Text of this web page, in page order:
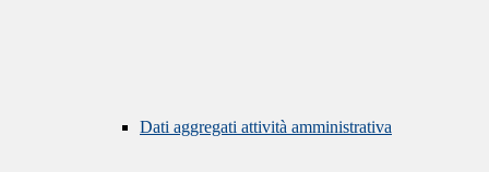
Dati aggregati attività amministrativa